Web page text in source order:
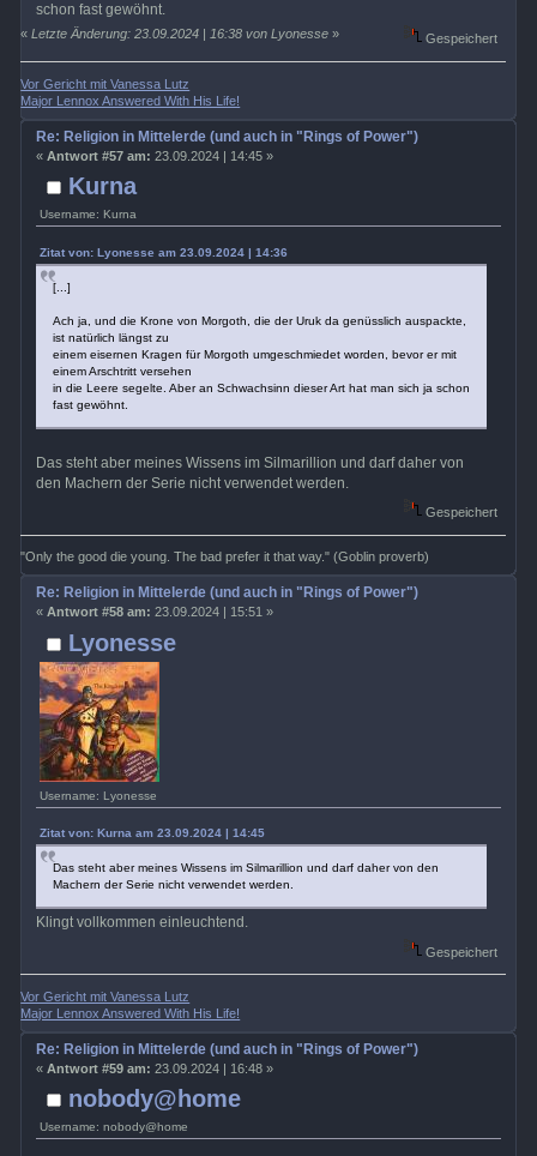
schon fast gewöhnt.
«Letzte Änderung: 23.09.2024 | 16:38 von Lyonesse » Gespeichert
Vor Gericht mit Vanessa Lutz
Major Lennox Answered With His Life!
Kurna
Username: Kurna
Re: Religion in Mittelerde (und auch in "Rings of Power")
« Antwort #57 am: 23.09.2024 | 14:45 »
Zitat von: Lyonesse am 23.09.2024 | 14:36
[...]
Ach ja, und die Krone von Morgoth, die der Uruk da genüsslich auspackte,
ist natürlich längst zu
einem eisernen Kragen für Morgoth umgeschmiedet worden, bevor er mit
einem Arschtritt versehen
in die Leere segelte. Aber an Schwachsinn dieser Art hat man sich ja schon
fast gewöhnt.
Das steht aber meines Wissens im Silmarillion und darf daher von
den Machern der Serie nicht verwendet werden.
Gespeichert
"Only the good die young. The bad prefer it that way." (Goblin proverb)
Lyonesse
Username: Lyonesse
Re: Religion in Mittelerde (und auch in "Rings of Power")
« Antwort #58 am: 23.09.2024 | 15:51 »
Zitat von: Kurna am 23.09.2024 | 14:45
Das steht aber meines Wissens im Silmarillion und darf daher von den
Machern der Serie nicht verwendet werden.
Klingt vollkommen einleuchtend.
Gespeichert
Vor Gericht mit Vanessa Lutz
Major Lennox Answered With His Life!
nobody@home
Username: nobody@home
Re: Religion in Mittelerde (und auch in "Rings of Power")
« Antwort #59 am: 23.09.2024 | 16:48 »